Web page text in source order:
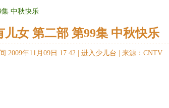
中秋快乐
儿女 第二部 第99集 中秋快乐
:2009年11月09日 17:42 | 进入少儿台 来源：CNTV